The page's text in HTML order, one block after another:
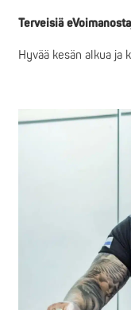
Terveisiä
Hyvää kesän alkua ja